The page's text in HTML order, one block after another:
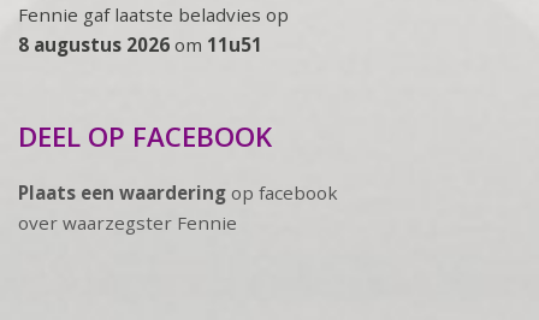
Fennie gaf laatste beladvies op
8 augustus 2026 om 11u51
DEEL OP FACEBOOK
Plaats een waardering op facebook
over waarzegster Fennie